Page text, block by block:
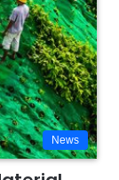
News